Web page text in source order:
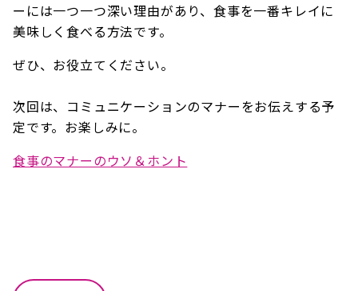
ーには一つ一つ深い理由があり、食事を一番キレイに
美味しく食べる方法です。
ぜひ、お役立てください。
次回は、コミュニケーションのマナーをお伝えする予
定です。お楽しみに。
食事のマナーのウソ＆ホント